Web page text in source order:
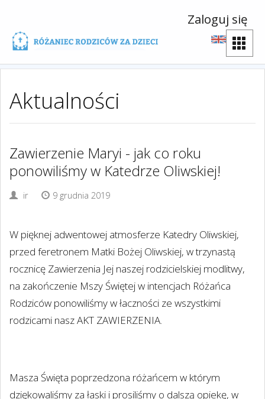
Zaloguj się
Aktualności
Zawierzenie Maryi - jak co roku
ponowiliśmy w Katedrze Oliwskiej!
ir 9 grudnia 2019
W pięknej adwentowej atmosferze Katedry Oliwskiej,
przed feretronem Matki Bożej Oliwskiej, w trzynastą
rocznicę Zawierzenia Jej naszej rodzicielskiej modlitwy,
na zakończenie Mszy Świętej w intencjach Różańca
Rodziców ponowiliśmy w łaczności ze wszystkimi
rodzicami nasz AKT ZAWIERZENIA.
Masza Święta poprzedzona różańcem w którym
dziękowaliśmy za łaski i prosiliśmy o dalszą opiekę, w